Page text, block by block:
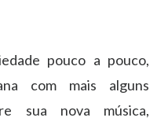
pouco a pouco,
com mais alguns
sua nova música,